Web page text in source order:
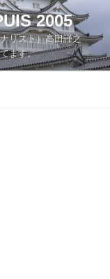
2005
リスト）高田謹之
迎してます。